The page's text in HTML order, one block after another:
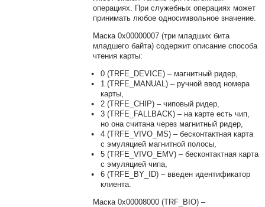
операциях. При служебных операциях может
принимать любое односимвольное значение.
Маска 0x00000007 (три младших бита
младшего байта) содержит описание способа
чтения карты:
0 (TRFE_DEVICE) – магнитный ридер,
1 (TRFE_MANUAL) – ручной ввод номера
карты,
2 (TRFE_CHIP) – чиповый ридер,
3 (TRFE_FALLBACK) – на карте есть чип,
но она считана через магнитный ридер,
4 (TRFE_VIVO_MS) – бесконтактная карта
с эмуляцией магнитной полосы,
5 (TRFE_VIVO_EMV) – бесконтактная карта
с эмуляцией чипа,
6 (TRFE_BY_ID) – введен идентификатор
клиента.
Маска 0x00008000 (TRF_BIO) –